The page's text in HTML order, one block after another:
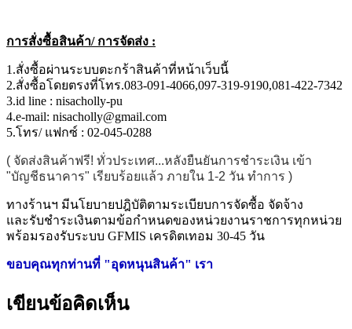
การสั่งซื้อสินค้า/ การจัดส่ง :
1.สั่งซื้อผ่านระบบตะกร้าสินค้าที่หน้าเว็บนี้
2.สั่งซื้อโดยตรงที่โทร.083-091-4066,097-319-9190,081-422-7342
3.id line : nisacholly-pu
4.e-mail: nisacholly@gmail.com
5.โทร/ แฟกซ์ : 02-045-0288
( จัดส่งสินค้าฟรี! ทั่วประเทศ...หลังยืนยันการชำระเงิน เข้า
"บัญชีธนาคาร" เรียบร้อยแล้ว ภายใน 1-2 วัน ทำการ )
ทางร้านฯ มีนโยบายปฎิบัติตามระเบียบการจัดซื้อ จัดจ้าง
และรับชำระเงินตามข้อกำหนดของหน่วยงานราชการทุกหน่วย
พร้อมรองรับระบบ GFMIS เครดิตเทอม 30-45 วัน
ขอบคุณทุกท่านที่ "อุดหนุนสินค้า" เรา
เขียนข้อคิดเห็น